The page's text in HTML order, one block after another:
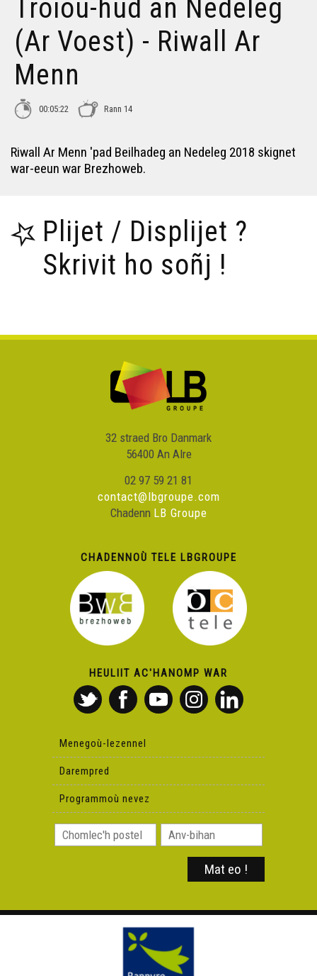
Margodennoù - Marie-Hélène Morvan & Sylvain Botrel
Kontadenn - Tonton Bipi - Anne Bellour
Kontadenn - pont ar rodoù - Marcel Guillou
Kontadenn Denise Le Franc
Troioù-hud an Nedeleg
(Ar Voest) - Riwall Ar
Menn
00:05:22 Rann 14
Riwall Ar Menn 'pad Beilhadeg an Nedeleg 2018 skignet
war-eeun war Brezhoweb.
Plijet / Displijet ?
Skrivit ho soñj !
32 straed Bro Danmark
56400 An Alre
02 97 59 21 81
contact@lbgroupe.com
Chadenn LB Groupe
CHADENNOÙ TELE LBGROUPE
HEULIIT AC'HANOMP WAR
Menegoù-lezennel
Darempred
Programmoù nevez